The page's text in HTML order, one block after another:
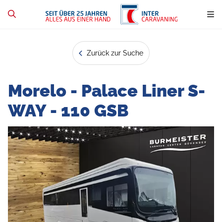
Zurück zur Suche
Morelo - Palace Liner S-
WAY - 110 GSB